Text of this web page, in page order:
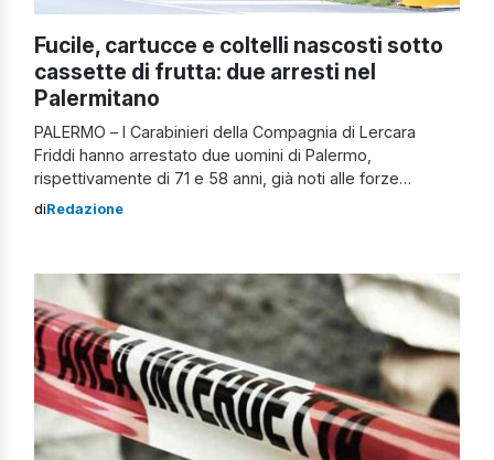
Fucile, cartucce e coltelli nascosti sotto
cassette di frutta: due arresti nel
Palermitano
PALERMO – I Carabinieri della Compagnia di Lercara
Friddi hanno arrestato due uomini di Palermo,
rispettivamente di 71 e 58 anni, già noti alle forze
dell’ordine, con l’accusa di porto abusivo di armi
189, nel territorio di […]
diRedazione